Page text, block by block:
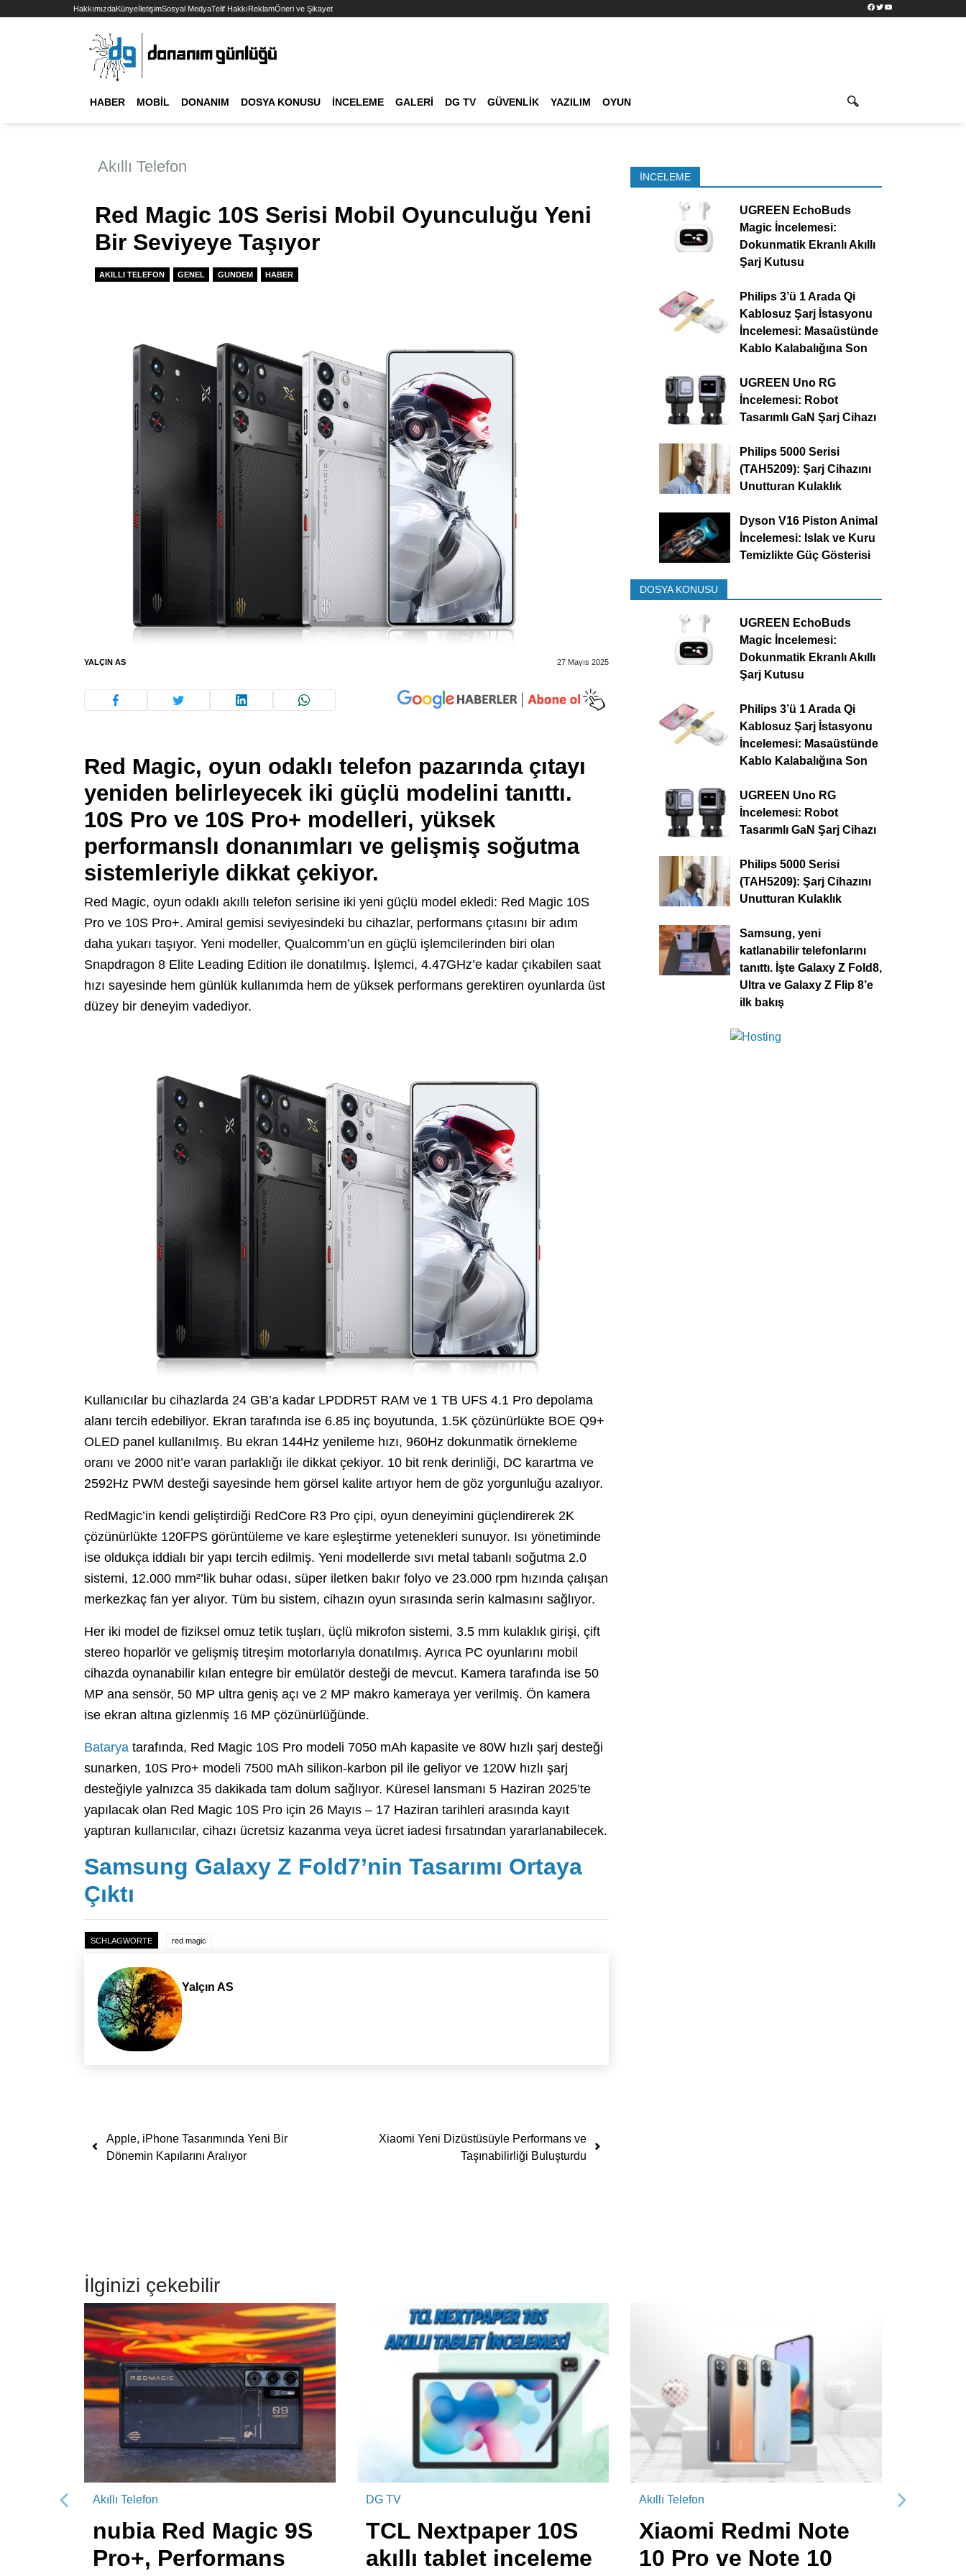
HakkımızdaKünyeİletişimSosyal MedyaTelif HakkıReklamÖneri ve Şikayet Facebook
TwitterYouTube
HABER MOBIL DONANIM DOSYA KONUSU İNCELEME GALERI DG TV GÜVENLIK YAZILIM OYUN
Akıllı Telefon
Red Magic 10S Serisi Mobil Oyunculuğu Yeni
Bir Seviyeye Taşıyor
AKILLI TELEFON GENEL GUNDEM HABER
YALÇIN AS 27 Mayıs 2025
Red Magic, oyun odaklı telefon pazarında çıtayı
yeniden belirleyecek iki güçlü modelini tanıttı.
10S Pro ve 10S Pro+ modelleri, yüksek
performanslı donanımları ve gelişmiş soğutma
sistemleriyle dikkat çekiyor.
Red Magic, oyun odaklı akıllı telefon serisine iki yeni güçlü model ekledi: Red Magic 10S
Pro ve 10S Pro+. Amiral gemisi seviyesindeki bu cihazlar, performans çıtasını bir adım
daha yukarı taşıyor. Yeni modeller, Qualcomm’un en güçlü işlemcilerinden biri olan
Snapdragon 8 Elite Leading Edition ile donatılmış. İşlemci, 4.47GHz’e kadar çıkabilen saat
hızı sayesinde hem günlük kullanımda hem de yüksek performans gerektiren oyunlarda üst
düzey bir deneyim vadediyor.
Kullanıcılar bu cihazlarda 24 GB’a kadar LPDDR5T RAM ve 1 TB UFS 4.1 Pro depolama
alanı tercih edebiliyor. Ekran tarafında ise 6.85 inç boyutunda, 1.5K çözünürlükte BOE Q9+
OLED panel kullanılmış. Bu ekran 144Hz yenileme hızı, 960Hz dokunmatik örnekleme
oranı ve 2000 nit’e varan parlaklığı ile dikkat çekiyor. 10 bit renk derinliği, DC karartma ve
2592Hz PWM desteği sayesinde hem görsel kalite artıyor hem de göz yorgunluğu azalıyor.
RedMagic’in kendi geliştirdiği RedCore R3 Pro çipi, oyun deneyimini güçlendirerek 2K
çözünürlükte 120FPS görüntüleme ve kare eşleştirme yetenekleri sunuyor. Isı yönetiminde
ise oldukça iddialı bir yapı tercih edilmiş. Yeni modellerde sıvı metal tabanlı soğutma 2.0
sistemi, 12.000 mm²’lik buhar odası, süper iletken bakır folyo ve 23.000 rpm hızında çalışan
merkezkaç fan yer alıyor. Tüm bu sistem, cihazın oyun sırasında serin kalmasını sağlıyor.
Her iki model de fiziksel omuz tetik tuşları, üçlü mikrofon sistemi, 3.5 mm kulaklık girişi, çift
stereo hoparlör ve gelişmiş titreşim motorlarıyla donatılmış. Ayrıca PC oyunlarını mobil
cihazda oynanabilir kılan entegre bir emülatör desteği de mevcut. Kamera tarafında ise 50
MP ana sensör, 50 MP ultra geniş açı ve 2 MP makro kameraya yer verilmiş. Ön kamera
ise ekran altına gizlenmiş 16 MP çözünürlüğünde.
Batarya tarafında, Red Magic 10S Pro modeli 7050 mAh kapasite ve 80W hızlı şarj desteği
sunarken, 10S Pro+ modeli 7500 mAh silikon-karbon pil ile geliyor ve 120W hızlı şarj
desteğiyle yalnızca 35 dakikada tam dolum sağlıyor. Küresel lansmanı 5 Haziran 2025’te
yapılacak olan Red Magic 10S Pro için 26 Mayıs – 17 Haziran tarihleri arasında kayıt
yaptıran kullanıcılar, cihazı ücretsiz kazanma veya ücret iadesi fırsatından yararlanabilecek.
Samsung Galaxy Z Fold7’nin Tasarımı Ortaya
Çıktı
SCHLAGWORTE red magic
Yalçın AS
Yazı dolaşımı
Apple, iPhone Tasarımında Yeni Bir
Dönemin Kapılarını Aralıyor
Xiaomi Yeni Dizüstüsüyle Performans ve
Taşınabilirliği Buluşturdu
İNCELEME
UGREEN EchoBuds
Magic İncelemesi:
Dokunmatik Ekranlı Akıllı
Şarj Kutusu
Philips 3’ü 1 Arada Qi
Kablosuz Şarj İstasyonu
İncelemesi: Masaüstünde
Kablo Kalabalığına Son
UGREEN Uno RG
İncelemesi: Robot
Tasarımlı GaN Şarj Cihazı
Philips 5000 Serisi
(TAH5209): Şarj Cihazını
Unutturan Kulaklık
Dyson V16 Piston Animal
İncelemesi: Islak ve Kuru
Temizlikte Güç Gösterisi
DOSYA KONUSU
UGREEN EchoBuds
Magic İncelemesi:
Dokunmatik Ekranlı Akıllı
Şarj Kutusu
Philips 3’ü 1 Arada Qi
Kablosuz Şarj İstasyonu
İncelemesi: Masaüstünde
Kablo Kalabalığına Son
UGREEN Uno RG
İncelemesi: Robot
Tasarımlı GaN Şarj Cihazı
Philips 5000 Serisi
(TAH5209): Şarj Cihazını
Unutturan Kulaklık
Samsung, yeni
katlanabilir telefonlarını
tanıttı. İşte Galaxy Z Fold8,
Ultra ve Galaxy Z Flip 8’e
ilk bakış
İlginizi çekebilir
Akıllı Telefon
nubia Red Magic 9S
Pro+, Performans
DG TV
TCL Nextpaper 10S
akıllı tablet inceleme
Akıllı Telefon
Xiaomi Redmi Note
10 Pro ve Note 10
Önceki Sonraki